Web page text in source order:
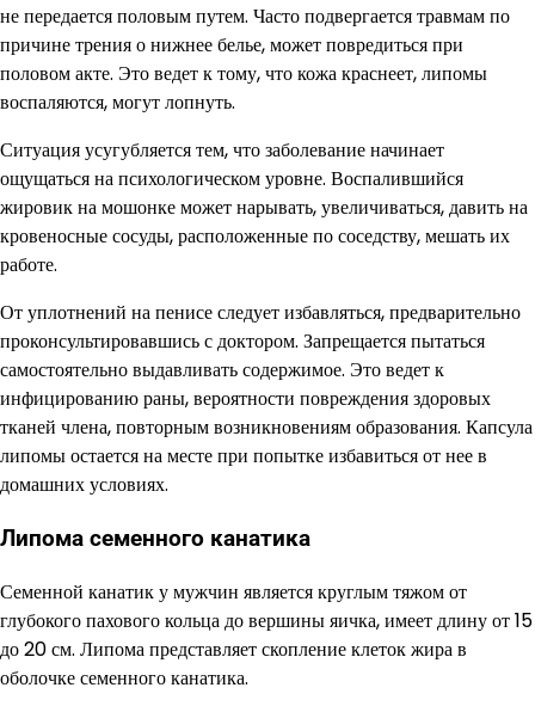
не передается половым путем. Часто подвергается травмам по
причине трения о нижнее белье, может повредиться при
половом акте. Это ведет к тому, что кожа краснеет, липомы
воспаляются, могут лопнуть.
Ситуация усугубляется тем, что заболевание начинает
ощущаться на психологическом уровне. Воспалившийся
жировик на мошонке может нарывать, увеличиваться, давить на
кровеносные сосуды, расположенные по соседству, мешать их
работе.
От уплотнений на пенисе следует избавляться, предварительно
проконсультировавшись с доктором. Запрещается пытаться
самостоятельно выдавливать содержимое. Это ведет к
инфицированию раны, вероятности повреждения здоровых
тканей члена, повторным возникновениям образования. Капсула
липомы остается на месте при попытке избавиться от нее в
домашних условиях.
Липома семенного канатика
Семенной канатик у мужчин является круглым тяжом от
глубокого пахового кольца до вершины яичка, имеет длину от 15
до 20 см. Липома представляет скопление клеток жира в
оболочке семенного канатика.